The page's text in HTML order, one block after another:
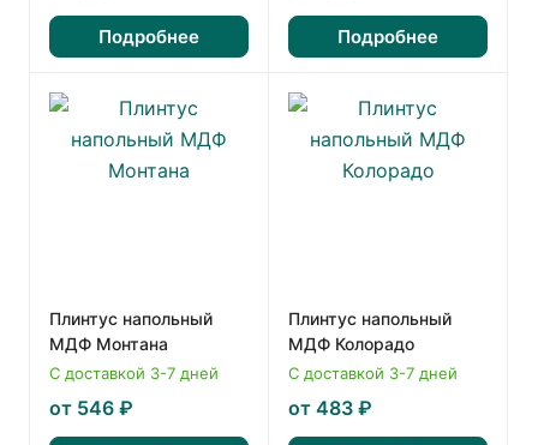
Подробнее Подробнее
Плинтус напольный
МДФ Монтана
С доставкой 3-7 дней
от 546 ₽
Плинтус напольный
МДФ Колорадо
С доставкой 3-7 дней
от 483 ₽